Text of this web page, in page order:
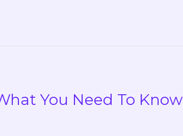
You Need To Know